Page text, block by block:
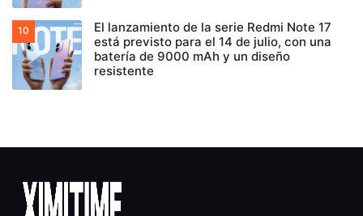
El lanzamiento de la serie Redmi Note 17
está previsto para el 14 de julio, con una
batería de 9000 mAh y un diseño
resistente